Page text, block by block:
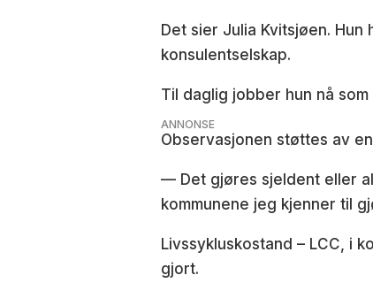
Det sier Julia Kvitsjøen.
konsulentselskap.
Til daglig jobber hun nå
ANNONSE
Observasjonen støttes av
— Det gjøres sjeldent eller
kommunene jeg kjenner til
Livssykluskostand – LCC, i
gjort.